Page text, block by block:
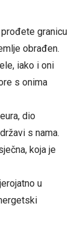
granicu
obrađen.
iako i oni
s onima
dio
s nama.
koja je
u